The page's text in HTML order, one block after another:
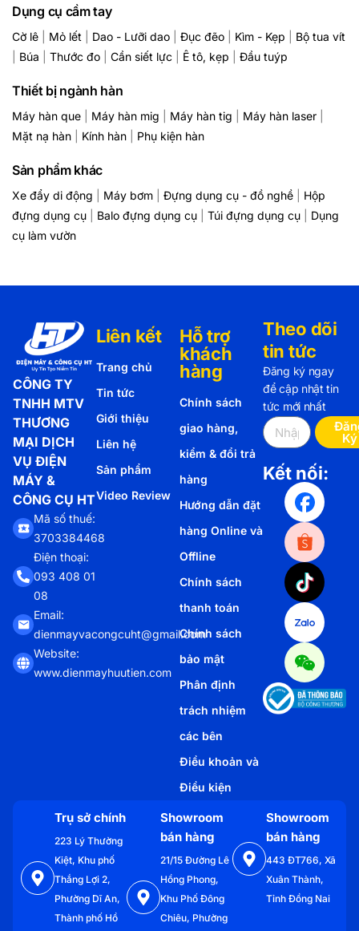
Dụng cụ cầm tay
Cờ lê Mỏ lết Dao - Lưỡi dao Đục đẽo Kìm - Kẹp
Bộ tua vít
Búa Thước đo Cần siết lực Ê tô, kẹp Đầu tuýp
Thiết bị ngành hàn
Máy hàn que Máy hàn mig Máy hàn tig Máy hàn laser
Mặt nạ hàn
Kính hàn Phụ kiện hàn
Sản phẩm khác
Xe đẩy di động Máy bơm Đựng dụng cụ - đồ nghề
Hộp
đựng dụng cụ
Balo đựng dụng cụ Túi đựng dụng cụ
Dụng
cụ làm vườn
CÔNG TY
TNHH MTV
THƯƠNG
MẠI DỊCH
VỤ ĐIỆN
MÁY &
CÔNG CỤ HT
Mã số thuế:
3703384468
Điện thoại:
093 408 01
08
Email:
dienmayvacongcuht@gmail.com
Website:
www.dienmayhuutien.com
Liên kết
Trang chủ
Tin tức
Giới thiệu
Liên hệ
Sản phẩm
Video Review
Hỗ trợ
khách
hàng
Chính sách
giao hàng,
kiểm & đổi trả
hàng
Hướng dẫn đặt
hàng Online và
Offline
Chính sách
thanh toán
Chính sách
bảo mật
Phân định
trách nhiệm
các bên
Điều khoản và
Điều kiện
Theo dõi
tin tức
Đăng ký ngay
để cập nhật tin
tức mới nhất
Ký
Kết nối:
Trụ sở chính
223 Lý Thường
Kiệt, Khu phố
Thắng Lợi 2,
Phường Dĩ An,
Thành phố Hồ
Showroom
bán hàng
21/15 Đường Lê
Hồng Phong,
Khu Phố Đông
Chiêu, Phường
Showroom
bán hàng
443 ĐT766, Xã
Xuân Thành,
Tỉnh Đồng Nai